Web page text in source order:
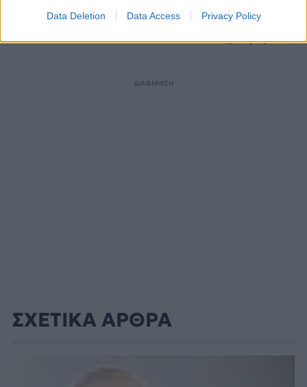
Data Deletion Data Access Privacy Policy
δεσμούς τους
αξιοποίηση της
ΔΙΑΦΗΜΙΣΗ
ΣΧΕΤΙΚΑ ΑΡΘΡΑ